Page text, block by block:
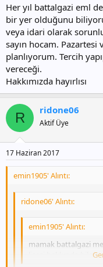
Her yıl battalgazi eml de
bir yer olduğunu
veya idari olarak
sayın hocam. Pazartesi
planlıyorum. Tercih
vereceği.
Hakkımızda hayırlısı
R ridone06
Aktif Üye
17 Haziran 2017
emin1905' Alıntı:
ridone06' Alıntı:
emin1905' Alıntı:
mamak battalgazi
lisesi hakkında